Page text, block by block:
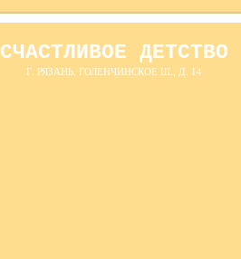
СЧАСТЛИВОЕ ДЕТСТВО
Г. РЯЗАНЬ, ГОЛЕНЧИНСКОЕ Ш., Д. 14